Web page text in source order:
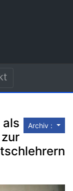
Archiv :